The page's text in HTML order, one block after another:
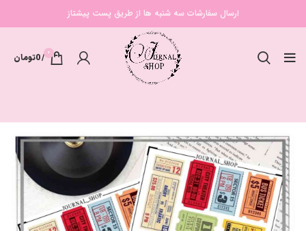
ارسال سفارشات سه شنبه ها از طریق پست پیشتاز
0
/
0تومان